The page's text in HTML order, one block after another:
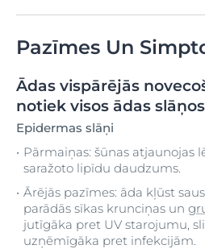
Pazīmes Un
Ādas vispārējās
notiek visos ādas
Epidermas slāņi
Pārmaiņas: šūnas atjaunojas
saražoto lipīdu daudzums.
Ārējās pazīmes: āda kļūst
parādās sīkas krunciņas un
jutīgāka pret UV starojumu,
uzņēmīgāka pret infekcijām.